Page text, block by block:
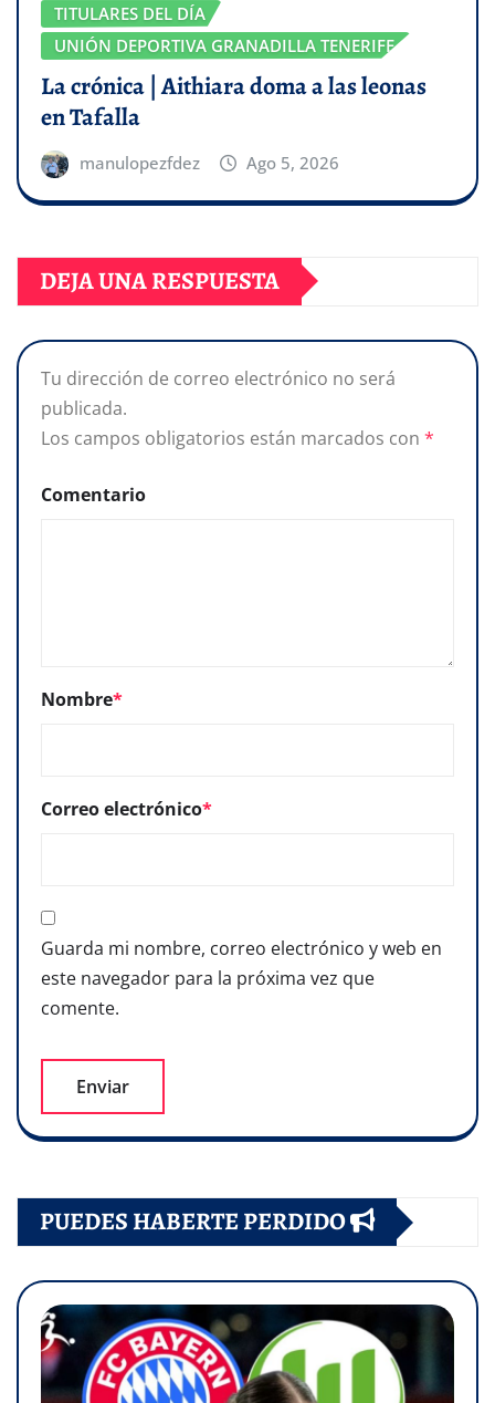
TITULARES DEL DÍA
UNIÓN DEPORTIVA GRANADILLA TENERIFE
La crónica | Aithiara doma a las leonas
en Tafalla
manulopezfdez Ago 5, 2026
DEJA UNA RESPUESTA
Tu dirección de correo electrónico no será
publicada.
Los campos obligatorios están marcados con *
Comentario
Nombre*
Correo electrónico*
Guarda mi nombre, correo electrónico y web en
este navegador para la próxima vez que
comente.
PUEDES HABERTE PERDIDO